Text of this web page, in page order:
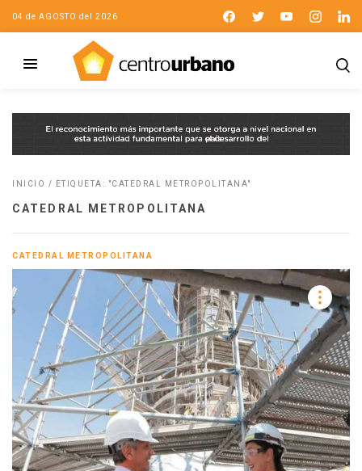
04 de AGOSTO del 2026
INICIO / ETIQUETA: "CATEDRAL METROPOLITANA"
CATEDRAL METROPOLITANA
CATEDRAL METROPOLITANA